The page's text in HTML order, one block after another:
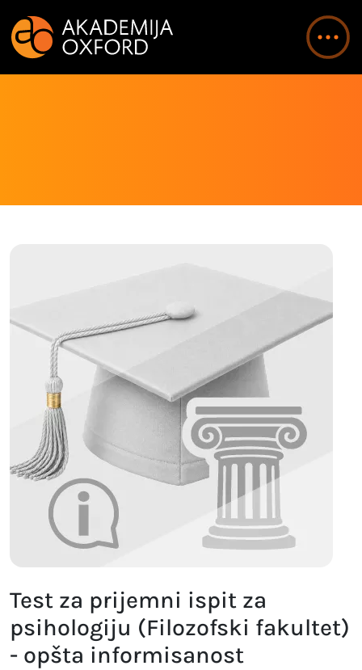
Test za prijemni ispit za
psihologiju (Filozofski fakultet)
- opšta informisanost